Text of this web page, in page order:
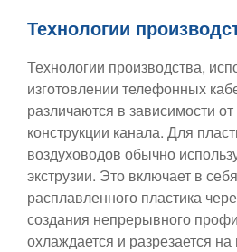
Технологии
Технологии производства,
изготовлении телефонных
различаются в зависимости
конструкции канала. Для
воздуховодов обычно
экструзии. Это включает в
расплавленного пластика
создания непрерывного
охлаждается и разрезается